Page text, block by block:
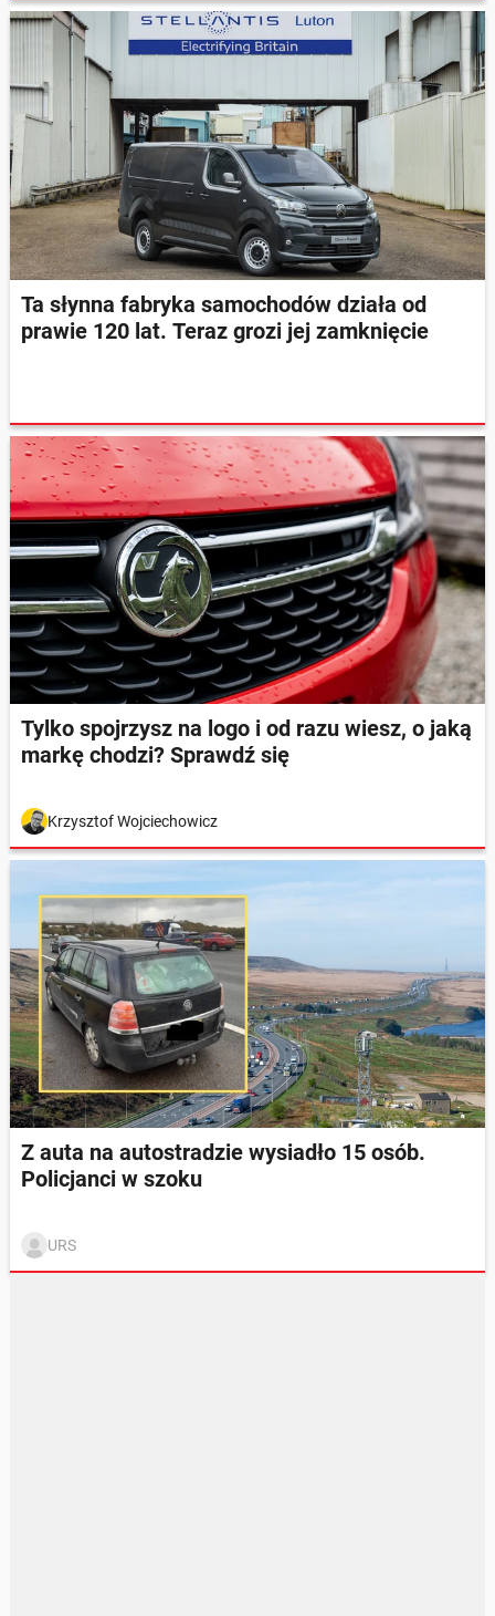
Ta słynna fabryka samochodów działa od
prawie 120 lat. Teraz grozi jej zamknięcie
Tylko spojrzysz na logo i od razu wiesz, o jaką
markę chodzi? Sprawdź się
Krzysztof Wojciechowicz
Z auta na autostradzie wysiadło 15 osób.
Policjanci w szoku
URS